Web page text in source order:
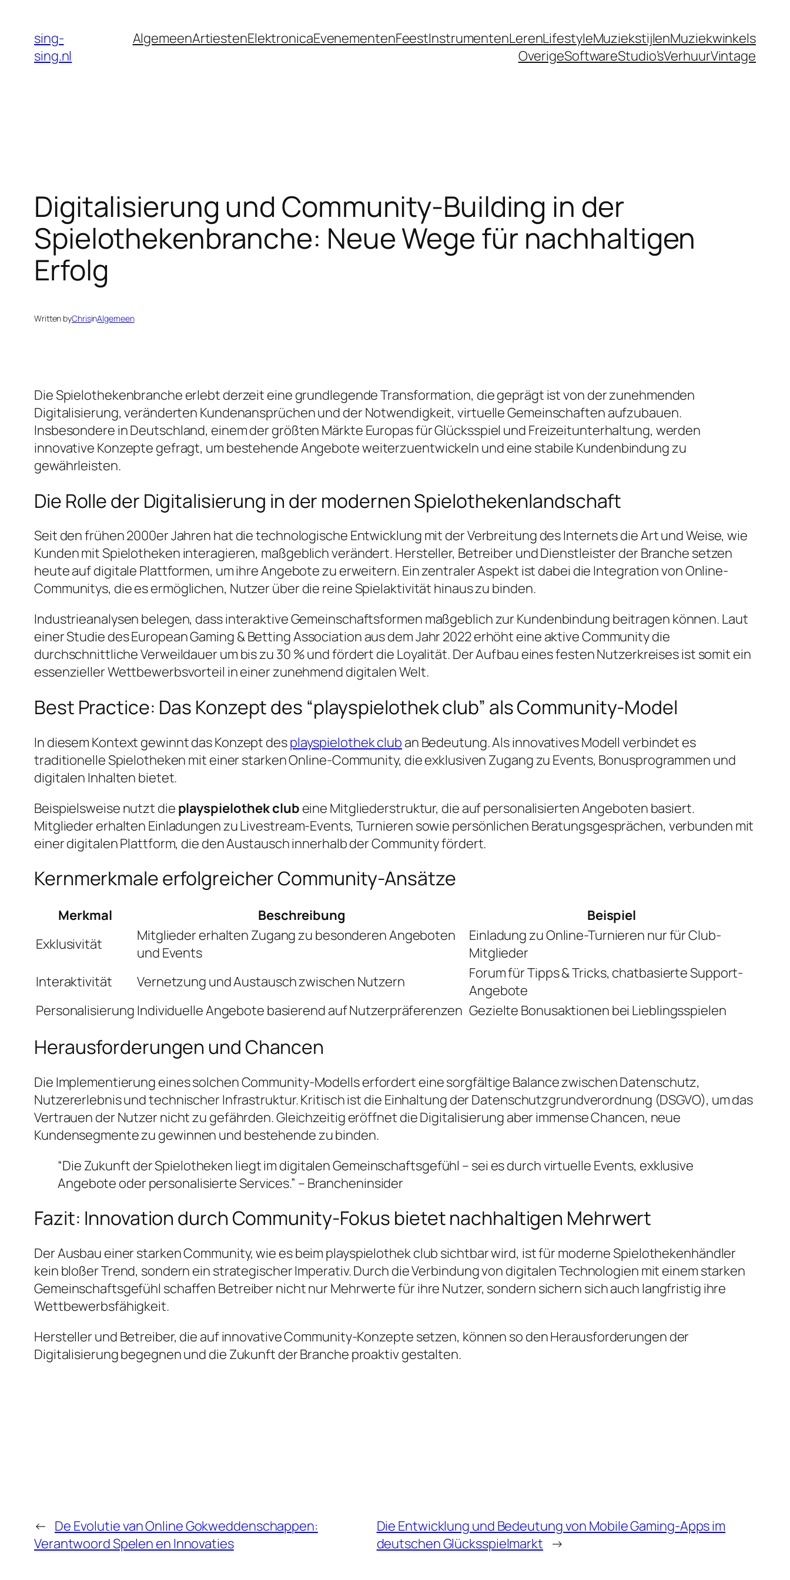
content
sing-
sing.nl
AlgemeenArtiestenElektronicaEvenementenFeestInstrumentenLerenLifestyleMuziekstijlenMuziekwinkels
OverigeSoftwareStudio’sVerhuurVintage
Digitalisierung und Community-Building in der
Spielothekenbranche: Neue Wege für nachhaltigen
Erfolg
Written byChrisinAlgemeen
Die Spielothekenbranche erlebt derzeit eine grundlegende Transformation, die geprägt ist von der zunehmenden
Digitalisierung, veränderten Kundenansprüchen und der Notwendigkeit, virtuelle Gemeinschaften aufzubauen.
Insbesondere in Deutschland, einem der größten Märkte Europas für Glücksspiel und Freizeitunterhaltung, werden
innovative Konzepte gefragt, um bestehende Angebote weiterzuentwickeln und eine stabile Kundenbindung zu
gewährleisten.
Die Rolle der Digitalisierung in der modernen Spielothekenlandschaft
Seit den frühen 2000er Jahren hat die technologische Entwicklung mit der Verbreitung des Internets die Art und Weise, wie
Kunden mit Spielotheken interagieren, maßgeblich verändert. Hersteller, Betreiber und Dienstleister der Branche setzen
heute auf digitale Plattformen, um ihre Angebote zu erweitern. Ein zentraler Aspekt ist dabei die Integration von Online-
Communitys, die es ermöglichen, Nutzer über die reine Spielaktivität hinaus zu binden.
Industrieanalysen belegen, dass interaktive Gemeinschaftsformen maßgeblich zur Kundenbindung beitragen können. Laut
einer Studie desEuropean Gaming & Betting Association aus dem Jahr 2022 erhöht eine aktive Community die
durchschnittliche Verweildauer um bis zu 30 % und fördert die Loyalität. Der Aufbau eines festen Nutzerkreises ist somit ein
essenzieller Wettbewerbsvorteil in einer zunehmend digitalen Welt.
Best Practice: Das Konzept des “playspielothek club” als Community-Model
In diesem Kontext gewinnt das Konzept desplayspielothek club an Bedeutung. Als innovatives Modell verbindet es
traditionelle Spielotheken mit einer starken Online-Community, die exklusiven Zugang zu Events, Bonusprogrammen und
digitalen Inhalten bietet.
Beispielsweise nutzt die playspielothek club eine Mitgliederstruktur, die auf personalisierten Angeboten basiert.
Mitglieder erhalten Einladungen zu Livestream-Events, Turnieren sowie persönlichen Beratungsgesprächen, verbunden mit
einer digitalen Plattform, die den Austausch innerhalb der Community fördert.
Kernmerkmale erfolgreicher Community-Ansätze
Merkmal Beschreibung
Beispiel
Exklusivität
Mitglieder erhalten Zugang zu besonderen Angeboten
und Events
Einladung zu Online-Turnieren nur für Club-
Mitglieder
Interaktivität
Vernetzung und Austausch zwischen Nutzern
Forum für Tipps & Tricks, chatbasierte Support-
Angebote
Personalisierung Individuelle Angebote basierend auf Nutzerpräferenzen Gezielte Bonusaktionen bei Lieblingsspielen
Herausforderungen und Chancen
Die Implementierung eines solchen Community-Modells erfordert eine sorgfältige Balance zwischen Datenschutz,
Nutzererlebnis und technischer Infrastruktur. Kritisch ist die Einhaltung der Datenschutzgrundverordnung (DSGVO), um das
Vertrauen der Nutzer nicht zu gefährden. Gleichzeitig eröffnet die Digitalisierung aber immense Chancen, neue
Kundensegmente zu gewinnen und bestehende zu binden.
“Die Zukunft der Spielotheken liegt im digitalen Gemeinschaftsgefühl – sei es durch virtuelle Events, exklusive
Angebote oder personalisierte Services.” – Brancheninsider
Fazit: Innovation durch Community-Fokus bietet nachhaltigen Mehrwert
Der Ausbau einer starken Community, wie es beim playspielothek club sichtbar wird, ist für moderne Spielothekenhändler
kein bloßer Trend, sondern ein strategischer Imperativ. Durch die Verbindung von digitalen Technologien mit einem starken
Gemeinschaftsgefühl schaffen Betreiber nicht nur Mehrwerte für ihre Nutzer, sondern sichern sich auch langfristig ihre
Wettbewerbsfähigkeit.
Hersteller und Betreiber, die auf innovative Community-Konzepte setzen, können so den Herausforderungen der
Digitalisierung begegnen und die Zukunft der Branche proaktiv gestalten.
← De Evolutie van Online Gokweddenschappen:
Verantwoord Spelen en Innovaties
Die Entwicklung und Bedeutung von Mobile Gaming-Apps im
deutschen Glücksspielmarkt →